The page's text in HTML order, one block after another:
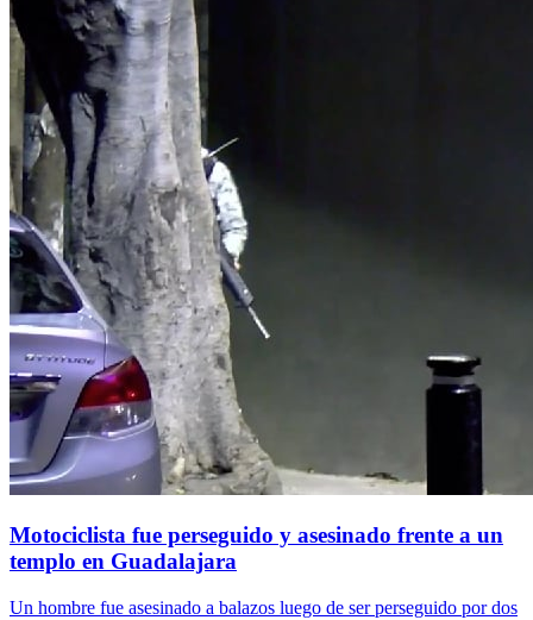
Motociclista fue perseguido y asesinado frente a un
templo en Guadalajara
Un hombre fue asesinado a balazos luego de ser perseguido por dos